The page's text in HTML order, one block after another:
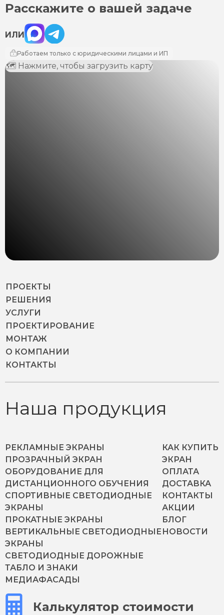
Расскажите о вашей задаче
ИЛИ
Max Telegram
Работаем только с юридическими лицами и ИП
🗺 Нажмите, чтобы загрузить карту
ПРОЕКТЫ
РЕШЕНИЯ
УСЛУГИ
ПРОЕКТИРОВАНИЕ
МОНТАЖ
О КОМПАНИИ
КОНТАКТЫ
Наша продукция
РЕКЛАМНЫЕ ЭКРАНЫ
ПРОЗРАЧНЫЙ ЭКРАН
ОБОРУДОВАНИЕ ДЛЯ
ДИСТАНЦИОННОГО ОБУЧЕНИЯ
СПОРТИВНЫЕ СВЕТОДИОДНЫЕ
ЭКРАНЫ
ПРОКАТНЫЕ ЭКРАНЫ
ВЕРТИКАЛЬНЫЕ СВЕТОДИОДНЫЕ
ЭКРАНЫ
СВЕТОДИОДНЫЕ ДОРОЖНЫЕ
ТАБЛО И ЗНАКИ
МЕДИАФАСАДЫ
КАК КУПИТЬ
ЭКРАН
ОПЛАТА
ДОСТАВКА
КОНТАКТЫ
АКЦИИ
БЛОГ
НОВОСТИ
Калькулятор стоимости